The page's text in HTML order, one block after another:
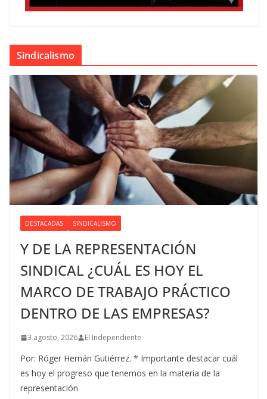
Sindicalismo
DESTACADAS SINDICALISMO
Y DE LA REPRESENTACIÓN
SINDICAL ¿CUÁL ES HOY EL
MARCO DE TRABAJO PRÁCTICO
DENTRO DE LAS EMPRESAS?
3 agosto, 2026 El Independiente
Por: Róger Hernán Gutiérrez. * Importante destacar cuál
es hoy el progreso que tenemos en la materia de la
representación